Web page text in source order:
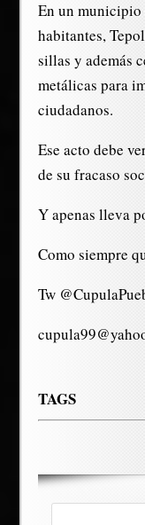
En un municipio
habitantes,
sillas y además
metálicas para
ciudadanos.
Ese acto debe
de su fracaso
Y apenas lleva
Como siempre
Tw
TAGS